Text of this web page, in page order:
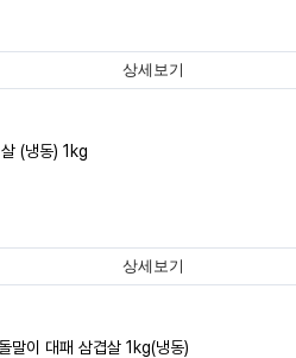
상세보기
(냉동) 1kg
상세보기
이 대패 삼겹살 1kg(냉동)